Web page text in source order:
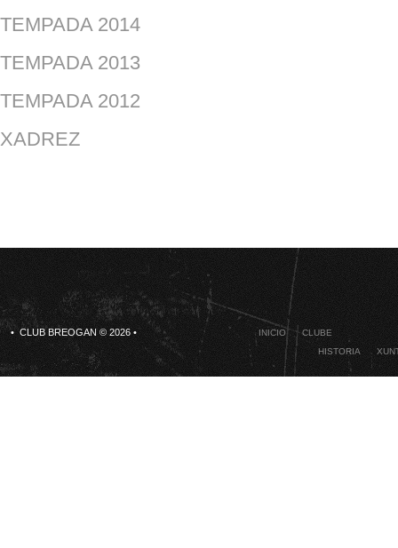
TEMPADA 2014
TEMPADA 2013
TEMPADA 2012
XADREZ
• CLUB BREOGAN © 2026 • INICIO
CLUBE
HISTORIA